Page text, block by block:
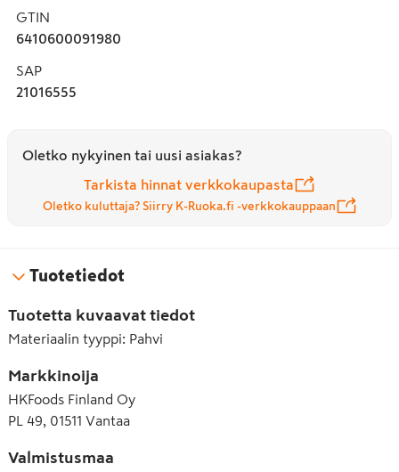
GTIN
6410600091980
SAP
21016555
Oletko nykyinen tai uusi asiakas?
Tarkista hinnat verkkokaupasta
Oletko kuluttaja? Siirry K-Ruoka.fi -verkkokauppaan
Tuotetiedot
Tuotetta kuvaavat tiedot
Materiaalin tyyppi: Pahvi
Markkinoija
HKFoods Finland Oy
PL 49, 01511 Vantaa
Valmistusmaa